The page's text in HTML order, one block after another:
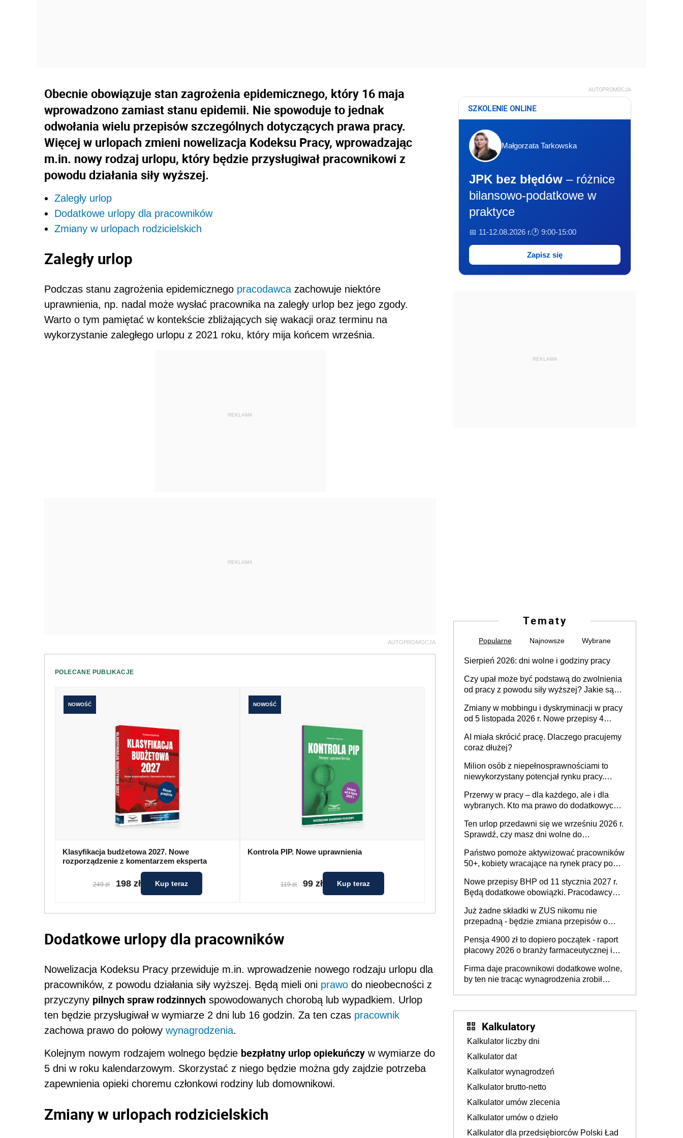
Obecnie obowiązuje stan zagrożenia epidemicznego, który 16 maja
wprowadzono zamiast stanu epidemii. Nie spowoduje to jednak
odwołania wielu przepisów szczególnych dotyczących prawa pracy.
Więcej w urlopach zmieni nowelizacja Kodeksu Pracy, wprowadzając
m.in. nowy rodzaj urlopu, który będzie przysługiwał pracownikowi z
powodu działania siły wyższej.
Zaległy urlop
Dodatkowe urlopy dla pracowników
Zmiany w urlopach rodzicielskich
Zaległy urlop
Podczas stanu zagrożenia epidemicznego pracodawca zachowuje niektóre
uprawnienia, np. nadal może wysłać pracownika na zaległy urlop bez jego zgody.
Warto o tym pamiętać w kontekście zbliżających się wakacji oraz terminu na
wykorzystanie zaległego urlopu z 2021 roku, który mija końcem września.
REKLAMA
REKLAMA
AUTOPROMOCJA
POLECANE PUBLIKACJE
NOWOŚĆ
Klasyfikacja budżetowa 2027. Nowe
rozporządzenie z komentarzem eksperta
249 zł 198 zł Kup teraz
NOWOŚĆ
Kontrola PIP. Nowe uprawnienia
119 zł 99 zł Kup teraz
Dodatkowe urlopy dla pracowników
Nowelizacja Kodeksu Pracy przewiduje m.in. wprowadzenie nowego rodzaju urlopu dla
pracowników, z powodu działania siły wyższej. Będą mieli oni prawo do nieobecności z
przyczyny pilnych spraw rodzinnych spowodowanych chorobą lub wypadkiem. Urlop
ten będzie przysługiwał w wymiarze 2 dni lub 16 godzin. Za ten czas pracownik
zachowa prawo do połowy wynagrodzenia.
Kolejnym nowym rodzajem wolnego będzie bezpłatny urlop opiekuńczy w wymiarze do
5 dni w roku kalendarzowym. Skorzystać z niego będzie można gdy zajdzie potrzeba
zapewnienia opieki choremu członkowi rodziny lub domownikowi.
Zmiany w urlopach rodzicielskich
AUTOPROMOCJA
SZKOLENIE ONLINE
Małgorzata Tarkowska
JPK bez błędów – różnice
bilansowo-podatkowe w
praktyce
📅 11-12.08.2026 r.🕐 9:00-15:00
Zapisz się
REKLAMA
Tematy
Popularne Najnowsze Wybrane
Sierpień 2026: dni wolne i godziny pracy
Czy upał może być podstawą do zwolnienia
od pracy z powodu siły wyższej? Jakie są
Zmiany w mobbingu i dyskryminacji w pracy
od 5 listopada 2026 r. Nowe przepisy 4
Ustaw
AI miała skrócić pracę. Dlaczego pracujemy
coraz dłużej?
Milion osób z niepełnosprawnościami to
niewykorzystany potencjał rynku pracy.
dofinansowań czy refundacji, ale bariery po
stronie systemu i świadomości
pracodawców [WYWIAD]
Przerwy w pracy – dla każdego, ale i dla
wybranych. Kto ma prawo do dodatkowych
Ten urlop przedawni się we wrześniu 2026 r.
Sprawdź, czy masz dni wolne do
Państwo pomoże aktywizować pracowników
50+, kobiety wracające na rynek pracy po
osoby neuroatypowe. Powstanie Fundusz
na rzecz Inkluzywności w Zatrudnianiu?
Nowe przepisy BHP od 11 stycznia 2027 r.
Będą dodatkowe obowiązki. Pracodawcy
Już żadne składki w ZUS nikomu nie
przepadną - będzie zmiana przepisów o
ubezpieczeniom społecznym
Pensja 4900 zł to dopiero początek - raport
płacowy 2026 o branży farmaceutycznej i
Firma daje pracownikowi dodatkowe wolne,
by ten nie tracąc wynagrodzenia zrobił
Kalkulatory
Kalkulator liczby dni
Kalkulator dat
Kalkulator wynagrodzeń
Kalkulator brutto-netto
Kalkulator umów zlecenia
Kalkulator umów o dzieło
Kalkulator dla przedsiębiorców Polski Ład